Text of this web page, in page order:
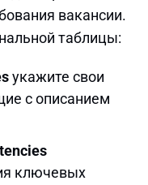
вакансии.
таблицы:
укажите свои
с описанием
ключевых